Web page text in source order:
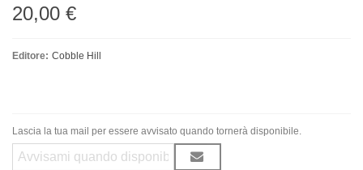
20,00 €
Editore: Cobble Hill
Lascia la tua mail per essere avvisato quando tornerà disponibile.